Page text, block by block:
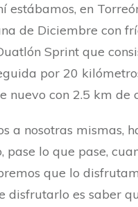
estábamos, en
de Diciembre con
Sprint que
por 20
nuevo con 2.5 km de
a nosotras mismas,
pase lo que pase,
que lo
disfrutarlo es saber